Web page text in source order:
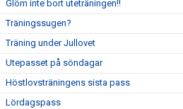
Glöm inte bort uteträningen!!
Träningssugen?
Träning under Jullovet
Utepasset på söndagar
Höstlovsträningens sista pass
Lördagspass